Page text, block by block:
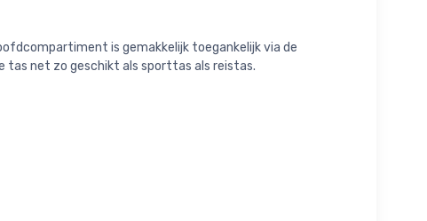
is gemakkelijk toegankelijk via de
tas net zo geschikt als sporttas als reistas.